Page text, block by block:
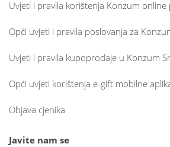
Uvjeti i pravila korištenja Konzum
Opći uvjeti i pravila poslovanja za
Uvjeti i pravila kupoprodaje u Konzum
Opći uvjeti korištenja e-gift mobilne
Objava cjenika
Javite nam se